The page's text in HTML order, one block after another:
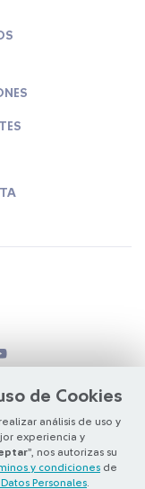
de Cookies
análisis de uso y
experiencia y
”, nos autorizas su
y condiciones de
Personales